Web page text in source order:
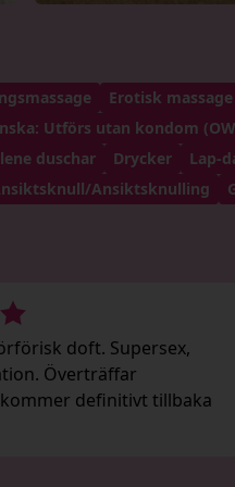
Erotisk massage
Utförs utan kondom
duschar Drycker Lap-
Ansiktsknulling
doft. Supersex,
Överträffar
definitivt tillbaka